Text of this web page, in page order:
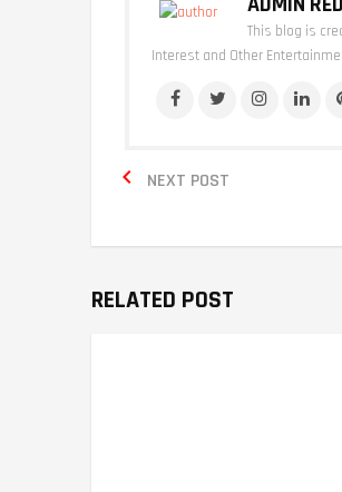
This blog is
Interest and Other
NEXT POST

RELATED POST